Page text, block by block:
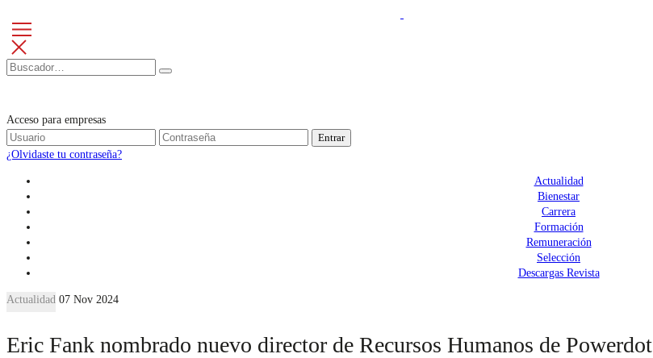
Acceso para empresas
Entrar
¿Olvidaste tu contraseña?
Actualidad
Bienestar
Carrera
Formación
Remuneración
Selección
Descargas Revista
Actualidad 07 Nov 2024
Eric Fank nombrado nuevo director de Recursos Humanos de Powerdot